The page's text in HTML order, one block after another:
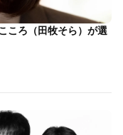
ころ（田牧そら）が選